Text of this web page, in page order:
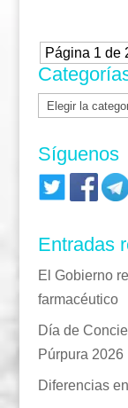
Página 1 de
Categorías
Síguenos
Entradas
El Gobierno
farmacéutico
Día de
Púrpura 2026
Diferencias